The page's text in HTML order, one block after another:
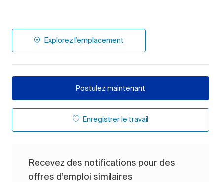
Explorez l’emplacement
Postulez maintenant
Enregistrer le travail
Recevez des notifications pour des
offres d’emploi similaires